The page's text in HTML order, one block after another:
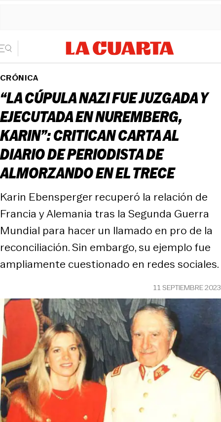
CRÓNICA
“LA CÚPULA NAZI FUE JUZGADA Y
EJECUTADA EN NUREMBERG,
KARIN”: CRITICAN CARTA AL
DIARIO DE PERIODISTA DE
ALMORZANDO EN EL TRECE
Karin Ebensperger recuperó la relación de
Francia y Alemania tras la Segunda Guerra
Mundial para hacer un llamado en pro de la
reconciliación. Sin embargo, su ejemplo fue
ampliamente cuestionado en redes sociales.
11 SEPTIEMBRE 2023